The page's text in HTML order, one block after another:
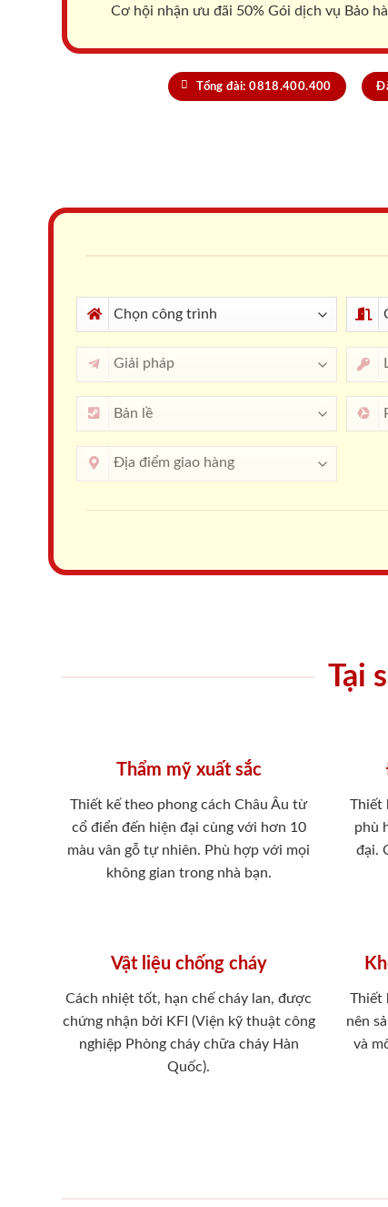
Cơ hội nhận ưu đãi 50% Gói dịch vụ Bảo
Tổng đài: 0818.400.400
Tại
Thẩm mỹ xuất sắc
Thiết kế theo phong cách Châu Âu từ
cổ điển đến hiện đại cùng với hơn 10
màu vân gỗ tự nhiên. Phù hợp với mọi
không gian trong nhà bạn.
Thiết
phù
đại.
Vật liệu chống cháy
Cách nhiệt tốt, hạn chế cháy lan, được
chứng nhận bởi KFI (Viện kỹ thuật công
nghiệp Phòng cháy chữa cháy Hàn
Quốc).
Thiết
nên
và